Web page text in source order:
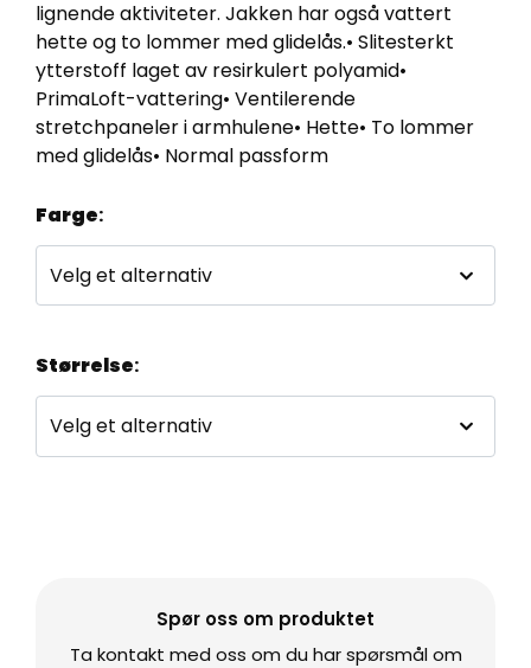
lignende aktiviteter. Jakken har også vattert
hette og to lommer med glidelås.• Slitesterkt
ytterstoff laget av resirkulert polyamid•
PrimaLoft-vattering• Ventilerende
stretchpaneler i armhulene• Hette• To lommer
med glidelås• Normal passform
Farge:
Størrelse:
Spør oss om produktet
Ta kontakt med oss om du har spørsmål om